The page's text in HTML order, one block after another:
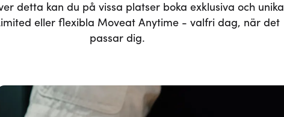
detta kan du på vissa platser boka exklusiva och unika
eller flexibla Moveat Anytime - valfri dag, när det
passar dig.